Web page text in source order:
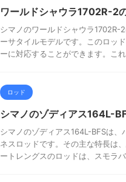
ワールドシャウラ1702R-2
シマノのワールドシャウラ1702R-
ーサタイルモデルです。このロッ
ーに対応することができます。こ
ロッド
シマノのゾディアス164L-
シマノのゾディアス164L-BFSは
ネスロッドです。その主な特長は
ートレングスのロッドは、スモラ